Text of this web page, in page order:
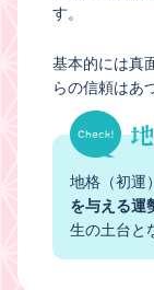
す。
基本的には真
らの信頼はあ
地格（初運
を与える運
生の土台と